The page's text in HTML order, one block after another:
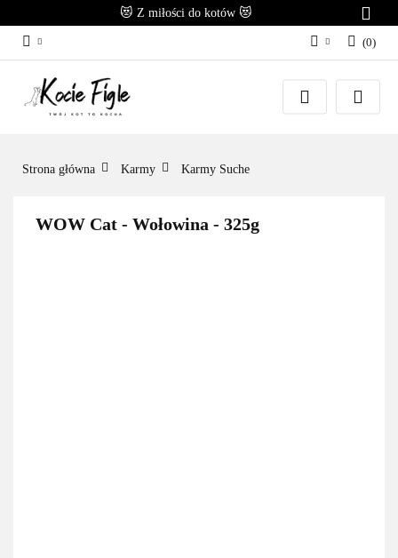
😻 Z miłości do kotów 😻
Zaloguj się
Załóż konto
(0)
Strona główna Karmy Karmy Suche
WOW Cat - Wołowina - 325g